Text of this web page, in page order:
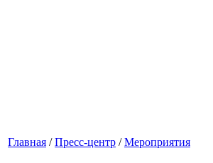
Главная /Пресс-центр /Мероприятия